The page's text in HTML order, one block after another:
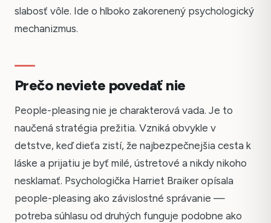
slabosť vôle. Ide o hlboko zakorenený psychologický
mechanizmus.
Prečo neviete povedať nie
People-pleasing nie je charakterová vada. Je to
naučená stratégia prežitia. Vzniká obvykle v
detstve, keď dieťa zistí, že najbezpečnejšia cesta k
láske a prijatiu je byť milé, ústretové a nikdy nikoho
nesklamať. Psychologička Harriet Braiker opísala
people-pleasing ako závislostné správanie —
potreba súhlasu od druhých funguje podobne ako